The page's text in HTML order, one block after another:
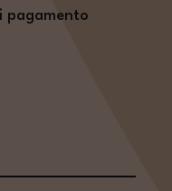
pagamento